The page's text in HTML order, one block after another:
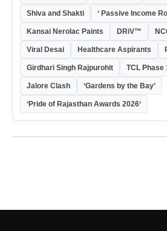
Shiva and Shakti ‘ Passive Income
Kansai Nerolac Paints DRiV™
Viral Desai Healthcare Aspirants
Girdhari Singh Rajpurohit TCL Phase
Jalore Clash ‘Gardens by the Bay’
‘Pride of Rajasthan Awards 2026‘